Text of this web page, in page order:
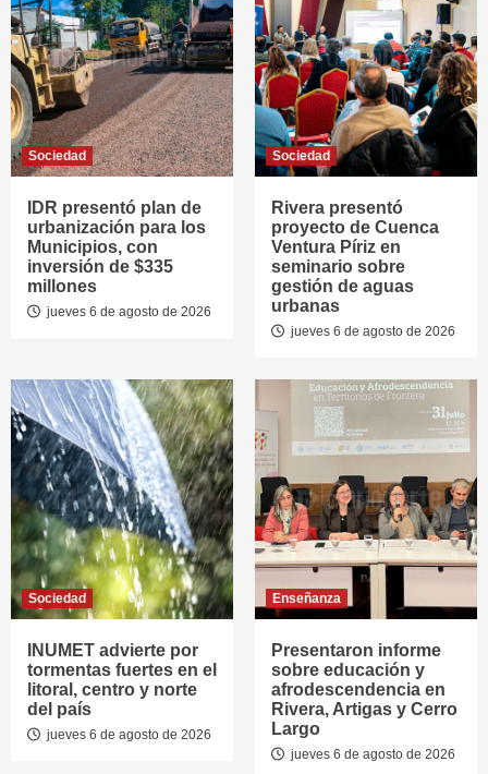
Sociedad
IDR presentó plan de
urbanización para los
Municipios, con
inversión de $335
millones
jueves 6 de agosto de 2026
Sociedad
Rivera presentó
proyecto de Cuenca
Ventura Píriz en
seminario sobre
gestión de aguas
urbanas
jueves 6 de agosto de 2026
Sociedad
INUMET advierte por
tormentas fuertes en el
litoral, centro y norte
del país
jueves 6 de agosto de 2026
Enseñanza
Presentaron informe
sobre educación y
afrodescendencia en
Rivera, Artigas y Cerro
Largo
jueves 6 de agosto de 2026